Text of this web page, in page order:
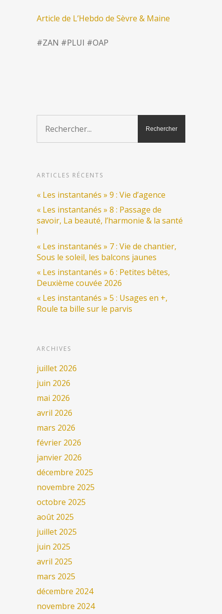
Article de L’Hebdo de Sèvre & Maine
#ZAN #PLUI #OAP
ARTICLES RÉCENTS
« Les instantanés » 9 : Vie d’agence
« Les instantanés » 8 : Passage de
savoir, La beauté, l’harmonie & la santé
!
« Les instantanés » 7 : Vie de chantier,
Sous le soleil, les balcons jaunes
« Les instantanés » 6 : Petites bêtes,
Deuxième couvée 2026
« Les instantanés » 5 : Usages en +,
Roule ta bille sur le parvis
ARCHIVES
juillet 2026
juin 2026
mai 2026
avril 2026
mars 2026
février 2026
janvier 2026
décembre 2025
novembre 2025
octobre 2025
août 2025
juillet 2025
juin 2025
avril 2025
mars 2025
décembre 2024
novembre 2024